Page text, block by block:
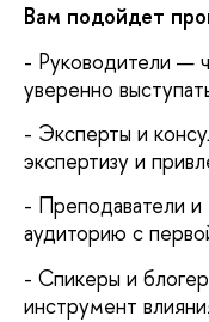
Вам подойдет
- Руководители —
уверенно
- Эксперты и
экспертизу и
- Преподаватели
аудиторию с
- Спикеры и
инструмент